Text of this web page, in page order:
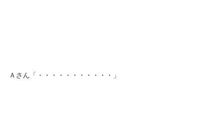
Ａさん「・・・・・・・・・・・」